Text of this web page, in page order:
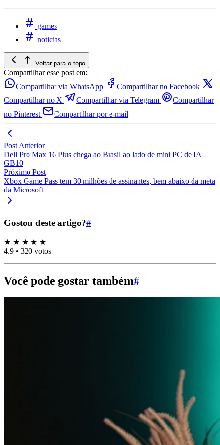
games
noticias
Voltar para o topo
Compartilhar esse post em:
Compartilhar via WhatsApp
Compartilhar no Facebook
Compartilhar no X
Compartilhar via Telegram
Compartilhar
no Pinterest
Compartilhar por e-mail
Post Anterior
Dell Pro Max 16 Plus chega ao Brasil ao lado de mini PC de IA
GB10
Próximo Post
Xbox Game Pass tem 30 milhões de assinantes, bem abaixo da meta
da Microsoft
Gostou deste artigo?#
★ ★ ★ ★ ★
4.9 • 320 votos
Você pode gostar também#